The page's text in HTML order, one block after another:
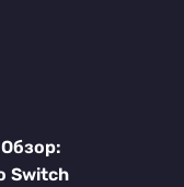
Switch